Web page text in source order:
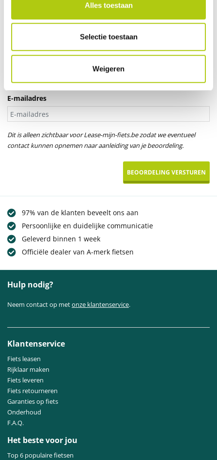
Alles toestaan
Selectie toestaan
Weigeren
Aanspreektitel *
Uw naam
E-mailadres
Dit is alleen zichtbaar voor Lease-mijn-fiets.be zodat we eventueel
contact kunnen opnemen naar aanleiding van je beoordeling.
97% van de klanten beveelt ons aan
Persoonlijke en duidelijke communicatie
Geleverd binnen 1 week
Officiële dealer van A-merk fietsen
Hulp nodig?
Neem contact op metonze klantenservice.
Klantenservice
Fiets leasen
Rijklaar maken
Fiets leveren
Fiets retourneren
Garanties op fiets
Onderhoud
F.A.Q.
Het beste voor jou
Top 6 populaire fietsen